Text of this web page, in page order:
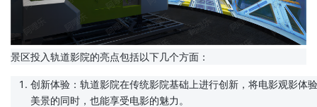
景区投入轨道影院的亮点包括以下几个方面：
创新体验：轨道影院在传统影院基础上进行创新，将电影观影体
美景的同时，也能享受电影的魅力。